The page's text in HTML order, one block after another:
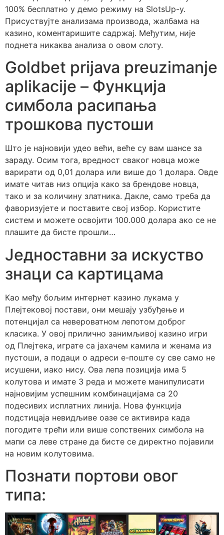
100% бесплатно у демо режиму на SlotsUp-у.
Присуствујте анализама производа, жалбама на
казино, коментаришите садржај. Међутим, није
поднета никаква анализа о овом слоту.
Goldbet prijava preuzimanje
aplikacije – Функција
симбола расипања
трошкова пустоши
Што је најновији удео већи, веће су вам шансе за
зараду. Осим тога, вредност сваког новца може
варирати од 0,01 долара или више до 1 долара. Овде
имате читав низ опција како за брендове новца,
тако и за количину златника. Дакле, само треба да
фаворизујете и поставите свој избор. Користите
систем и можете освојити 100.000 долара ако се не
плашите да бисте прошли…
Једноставни за искуство
знаци са картицама
Као међу бољим интернет казино лукама у
Плејтековој постави, они мешају узбуђење и
потенцијал са невероватном лепотом доброг
класика. У овој прилично занимљивој казино игри
од Плејтека, играте са јахачем камила и женама из
пустоши, а подаци о адреси е-поште су све само не
исушени, иако нису. Ова лепа позиција има 5
колутова и имате 3 реда и можете манипулисати
најновијим успешним комбинацијама са 20
подесивих исплатних линија. Нова функција
подстицаја невидљиве оазе се активира када
погодите трећи или више сопствених симбола на
мапи са леве стране да бисте се директно појавили
на новим колутовима.
Познати портови овог
типа: